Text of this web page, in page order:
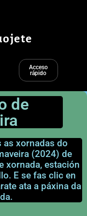
Acceso
rápido
de
as xornadas do
(2024) de
xornada, estación
E se fas clic en
ata a páxina da